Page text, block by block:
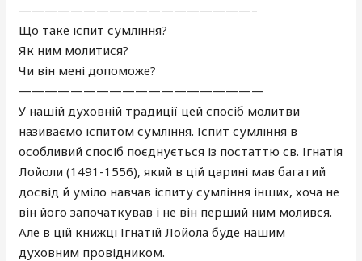
——————————————————–
Що таке іспит сумління?
Як ним молитися?
Чи він мені допоможе?
———————————————————
У нашій духовній традиції цей спосіб молитви
називаємо іспитом сумління. Іспит сумління в
особливий спосіб поєднується із постаттю св. Ігнатія
Лойоли (1491-1556), який в цій царині мав багатий
досвід й уміло навчав іспиту сумління інших, хоча не
він його започаткував і не він перший ним молився.
Але в цій книжці Ігнатій Лойола буде нашим
духовним провідником.